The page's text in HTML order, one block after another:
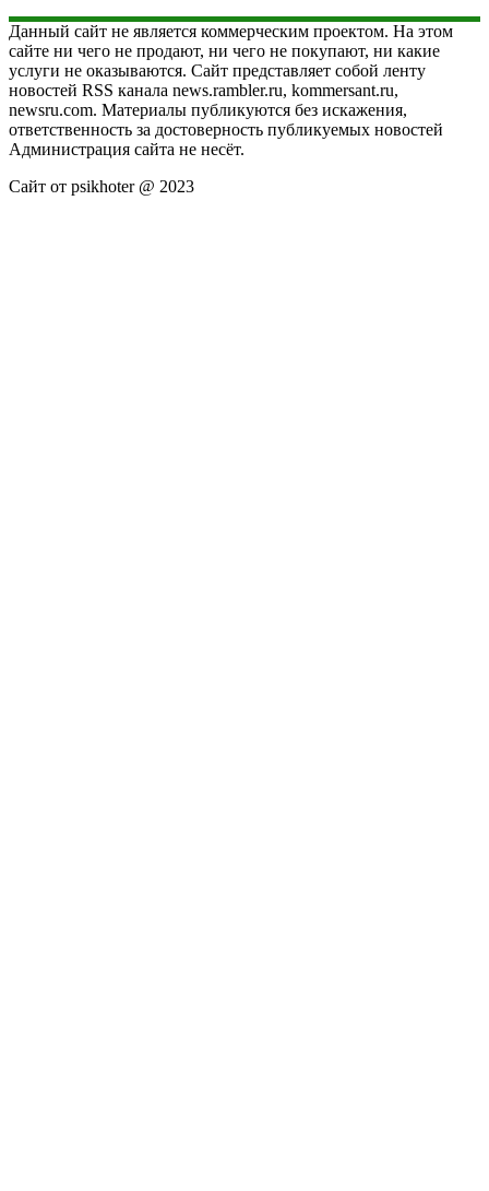
Данный сайт не является коммерческим проектом. На этом
сайте ни чего не продают, ни чего не покупают, ни какие
услуги не оказываются. Сайт представляет собой ленту
новостей RSS канала news.rambler.ru, kommersant.ru,
newsru.com. Материалы публикуются без искажения,
ответственность за достоверность публикуемых новостей
Администрация сайта не несёт.
Сайт от psikhoter @ 2023